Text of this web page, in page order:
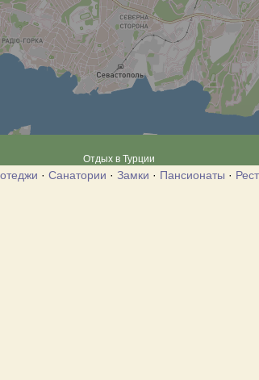
Отдых в Турции
· Санатории · Замки · Пансионаты ·